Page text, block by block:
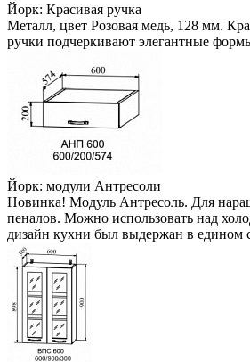
Йорк: Красивая ручка
Металл, цвет Розовая медь, 128 мм.
ручки подчеркивают элегантные
Йорк: модули Антресоли
Новинка! Модуль Антресоль. Для
пеналов. Можно использовать над
дизайн кухни был выдержан в едином